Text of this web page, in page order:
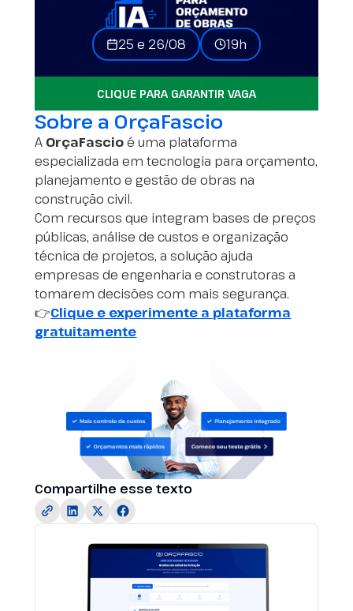
25 e 26/08 19h
CLIQUE PARA GARANTIR VAGA
Sobre a OrçaFascio
A OrçaFascioé uma plataforma
especializada em tecnologia para orçamento,
planejamento e gestão de obras na
construção civil.
Com recursos que integram bases de preços
públicas, análise de custos e organização
técnica de projetos, a solução ajuda
empresas de engenharia e construtoras a
tomarem decisões com mais segurança.
👉Clique e experimente a plataforma
gratuitamente
Compartilhe esse texto